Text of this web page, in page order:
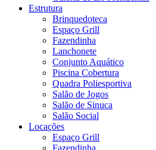
Estrutura
Brinquedoteca
Espaço Grill
Fazendinha
Lanchonete
Conjunto Aquático
Piscina Cobertura
Quadra Poliesportiva
Salão de Jogos
Salão de Sinuca
Salão Social
Locações
Espaço Grill
Fazendinha